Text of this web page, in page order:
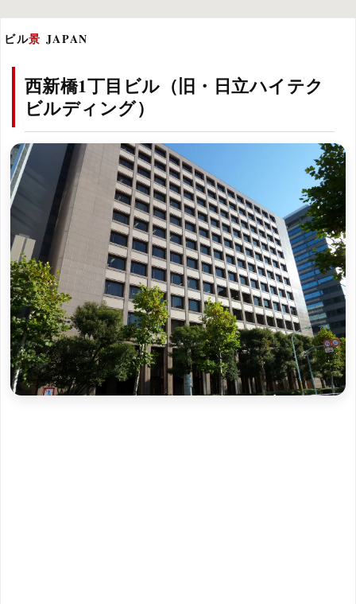
ビル景 JAPAN
西新橋1丁目ビル（旧・日立ハイテク
ビルディング）